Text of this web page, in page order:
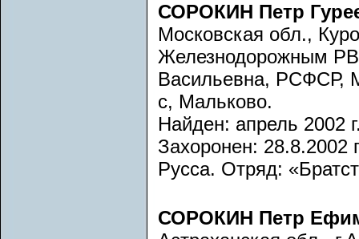
СОРОКИН Петр
Московская обл.,
Железнодорожным
Васильевна, РСФСР,
с, Мальково.
Найден: апрель 2002
Захоронен: 28.8.2002
Русса. Отряд:
СОРОКИН Петр